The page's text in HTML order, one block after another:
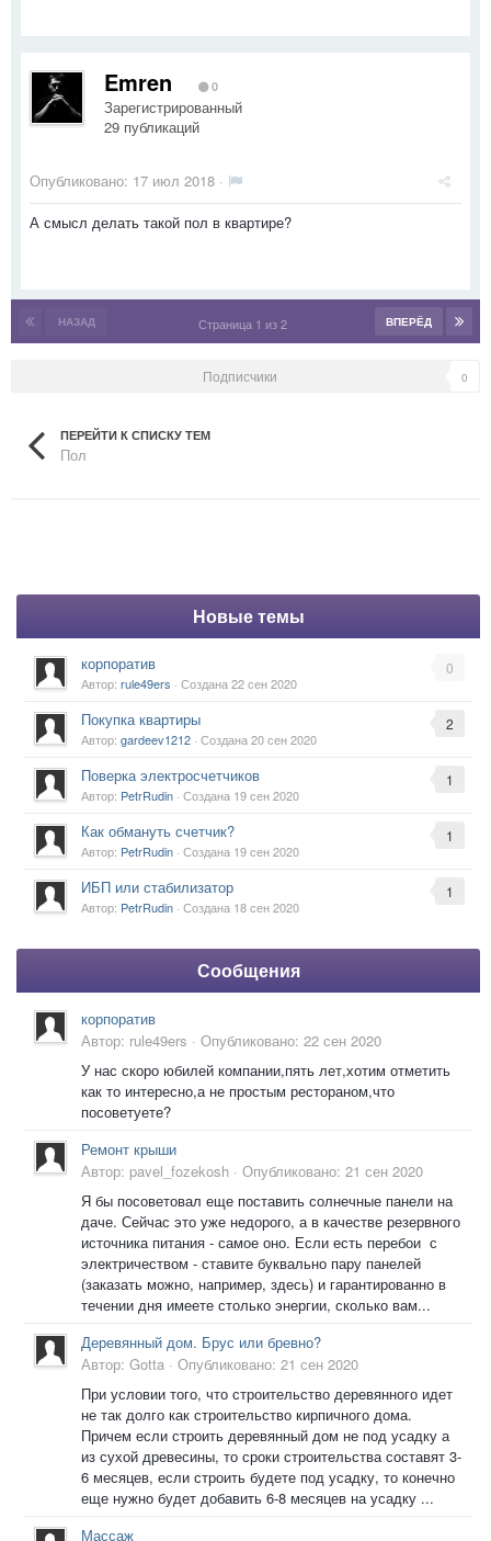
Emren 0
Зарегистрированный
29 публикаций
Опубликовано: 17 июл 2018 ·
А смысл делать такой пол в квартире?
НАЗАД ВПЕРЁД
Страница 1 из 2
Подписчики 0
ПЕРЕЙТИ К СПИСКУ ТЕМ
Пол
Новые темы
0
корпоратив
Автор: rule49ers · Создана22 сен 2020
2
Покупка квартиры
Автор: gardeev1212 · Создана20 сен 2020
1
Поверка электросчетчиков
Автор: PetrRudin · Создана 19 сен 2020
1
Как обмануть счетчик?
Автор: PetrRudin · Создана 19 сен 2020
1
ИБП или стабилизатор
Автор: PetrRudin · Создана 18 сен 2020
Сообщения
корпоратив
Автор: rule49ers · Опубликовано: 22 сен 2020
У нас скоро юбилей компании,пять лет,хотим отметить
как то интересно,а не простым рестораном,что
посоветуете?
Ремонт крыши
Автор: pavel_fozekosh · Опубликовано: 21 сен 2020
Я бы посоветовал еще поставить солнечные панели на
даче. Сейчас это уже недорого, а в качестве резервного
источника питания - самое оно. Если есть перебои с
электричеством - ставите буквально пару панелей
(заказать можно, например, здесь) и гарантированно в
течении дня имеете столько энергии, сколько вам...
Деревянный дом. Брус или бревно?
Автор: Gotta · Опубликовано: 21 сен 2020
При условии того, что строительство деревянного идет
не так долго как строительство кирпичного дома.
Причем если строить деревянный дом не под усадку а
из сухой древесины, то сроки строительства составят 3-
6 месяцев, если строить будете под усадку, то конечно
еще нужно будет добавить 6-8 месяцев на усадку ...
Массаж